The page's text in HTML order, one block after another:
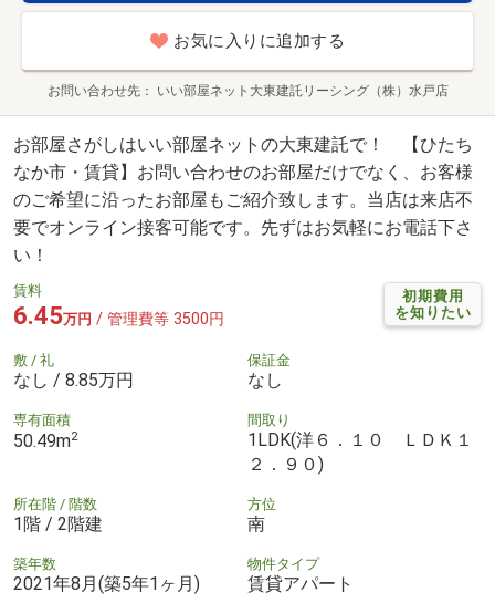
お気に入りに追加する
お問い合わせ先 いい部屋ネット大東建託リーシング（株）水戸店
お部屋さがしはいい部屋ネットの大東建託で！ 【ひたち
なか市・賃貸】お問い合わせのお部屋だけでなく、お客様
のご希望に沿ったお部屋もご紹介致します。当店は来店不
要でオンライン接客可能です。先ずはお気軽にお電話下さ
い！
初期費用
を知りたい
賃料
6.45万円 / 管理費等 3500円
敷 / 礼
なし / 8.85万円
保証金
なし
専有面積
50.49m2
間取り
1LDK(洋６．１０ ＬＤＫ１
２．９０)
所在階 / 階数
1階 / 2階建
方位
南
築年数
2021年8月(築5年1ヶ月)
物件タイプ
賃貸アパート